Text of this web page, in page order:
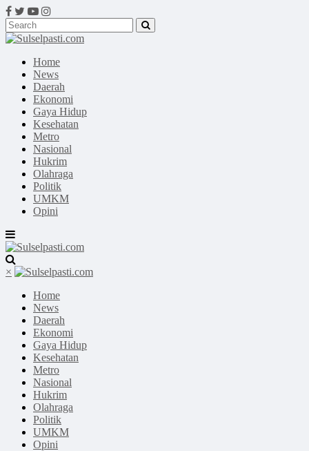
Home
News
Daerah
Ekonomi
Gaya Hidup
Kesehatan
Metro
Nasional
Hukrim
Olahraga
Politik
UMKM
Opini
×
Home
News
Daerah
Ekonomi
Gaya Hidup
Kesehatan
Metro
Nasional
Hukrim
Olahraga
Politik
UMKM
Opini